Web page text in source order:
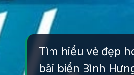
Tìm hiểu vẻ đẹp
bãi biển Bình